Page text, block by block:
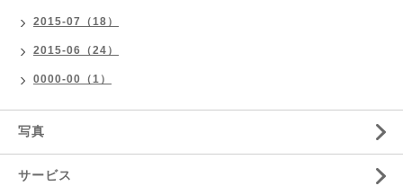
2015-07（18）
2015-06（24）
0000-00（1）
写真
サービス